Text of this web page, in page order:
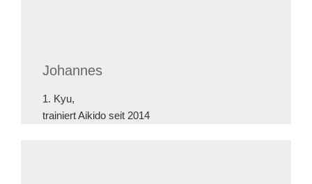
Johannes
1. Kyu,
trainiert Aikido seit 2014